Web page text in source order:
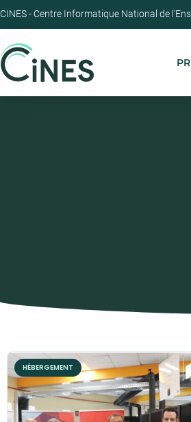
CINES - Centre Informatique National de
HÉBERGEMENT